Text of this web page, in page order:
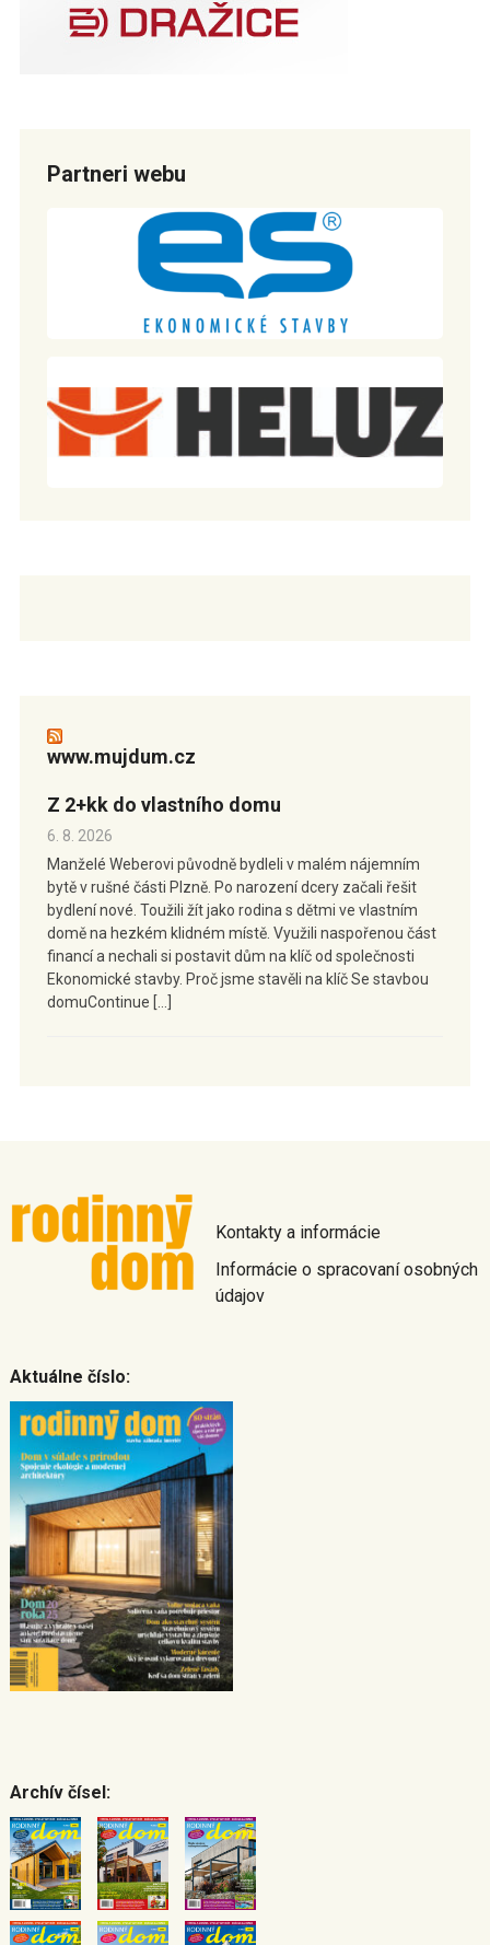
Partneri webu
www.mujdum.cz
Z 2+kk do vlastního domu
6. 8. 2026
Manželé Weberovi původně bydleli v malém nájemním
bytě v rušné části Plzně. Po narození dcery začali řešit
bydlení nové. Toužili žít jako rodina s dětmi ve vlastním
domě na hezkém klidném místě. Využili naspořenou část
financí a nechali si postavit dům na klíč od společnosti
Ekonomické stavby. Proč jsme stavěli na klíč Se stavbou
domuContinue […]
Kontakty a informácie
Informácie o spracovaní osobných
údajov
Aktuálne číslo:
Archív čísel: